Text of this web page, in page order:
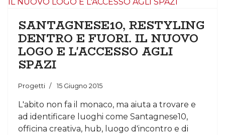
SANTAGNESE10, RESTYLING
DENTRO E FUORI. IL NUOVO
LOGO E L'ACCESSO AGLI
SPAZI
Progetti 15 Giugno 2015
L'abito non fa il monaco, ma aiuta a trovare e
ad identificare luoghi come Santagnese10,
officina creativa, hub, luogo d'incontro e di